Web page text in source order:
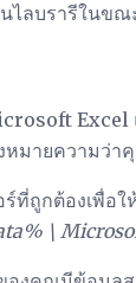
ไลบรารีในขณ
มายความว่า
ร์ที่ถูกต้องเพื่
\